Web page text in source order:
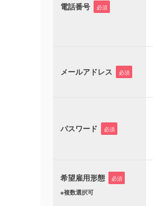
電話番号 必須
メールアドレス 必須
パスワード 必須
希望雇用形態 必須
※複数選択可